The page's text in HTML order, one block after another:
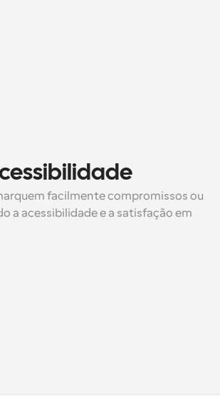
facilmente compromissos ou
a acessibilidade e a satisfação em